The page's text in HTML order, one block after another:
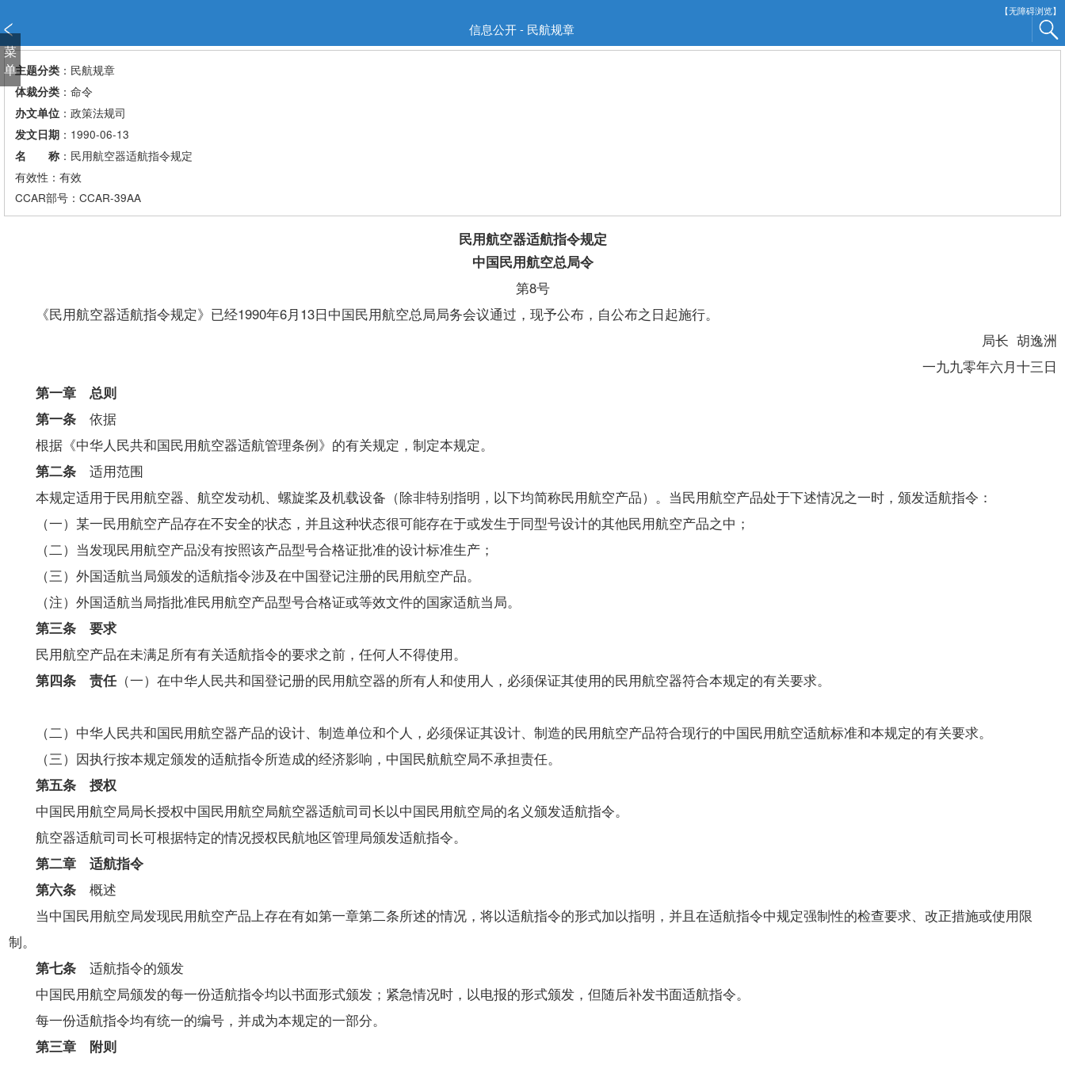
【无障碍浏览】
信息公开 - 民航规章
菜
单主题分类：民航规章
体裁分类：命令
办文单位：政策法规司
发文日期：1990-06-13
名 称：民用航空器适航指令规定
有效性：有效
CCAR部号：CCAR-39AA
民用航空器适航指令规定
中国民用航空总局令
第8号
《民用航空器适航指令规定》已经1990年6月13日中国民用航空总局局务会议通过，现予公布，自公布之日起施行。
局长 胡逸洲
一九九零年六月十三日
第一章 总则
第一条 依据
根据《中华人民共和国民用航空器适航管理条例》的有关规定，制定本规定。
第二条适用范围
本规定适用于民用航空器、航空发动机、螺旋桨及机载设备（除非特别指明，以下均简称民用航空产品）。当民用航空产品处于下述情况之一时，颁发适航指令：
（一）某一民用航空产品存在不安全的状态，并且这种状态很可能存在于或发生于同型号设计的其他民用航空产品之中；
（二）当发现民用航空产品没有按照该产品型号合格证批准的设计标准生产；
（三）外国适航当局颁发的适航指令涉及在中国登记注册的民用航空产品。
（注）外国适航当局指批准民用航空产品型号合格证或等效文件的国家适航当局。
第三条 要求
民用航空产品在未满足所有有关适航指令的要求之前，任何人不得使用。
第四条 责任（一）在中华人民共和国登记册的民用航空器的所有人和使用人，必须保证其使用的民用航空器符合本规定的有关要求。
（二）中华人民共和国民用航空器产品的设计、制造单位和个人，必须保证其设计、制造的民用航空产品符合现行的中国民用航空适航标准和本规定的有关要求。
（三）因执行按本规定颁发的适航指令所造成的经济影响，中国民航航空局不承担责任。
第五条 授权
中国民用航空局局长授权中国民用航空局航空器适航司司长以中国民用航空局的名义颁发适航指令。
航空器适航司司长可根据特定的情况授权民航地区管理局颁发适航指令。
第二章 适航指令
第六条 概述
当中国民用航空局发现民用航空产品上存在有如第一章第二条所述的情况，将以适航指令的形式加以指明，并且在适航指令中规定强制性的检查要求、改正措施或使用限
制。
第七条适航指令的颁发
中国民用航空局颁发的每一份适航指令均以书面形式颁发；紧急情况时，以电报的形式颁发，但随后补发书面适航指令。
每一份适航指令均有统一的编号，并成为本规定的一部分。
第三章 附则
窗
口
打
开